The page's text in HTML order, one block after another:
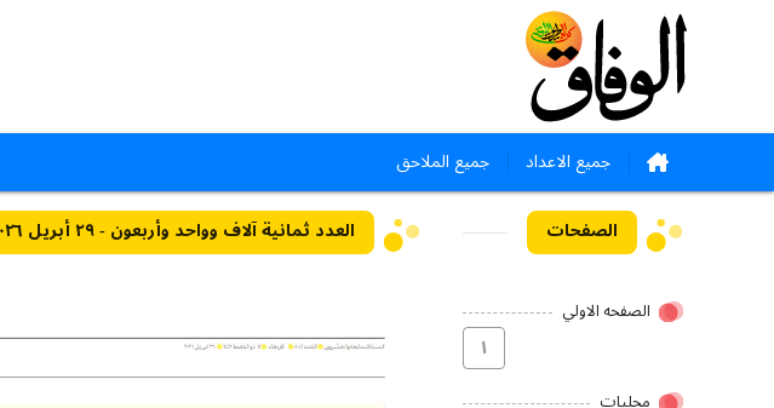
جميع الاعداد جميع الملاحق
الصفحات
الصفحه الاولي
۱
محلیات
العدد ثمانية آلاف وواحد وأربعون - ٢٩ أبريل ٢٠٢٦